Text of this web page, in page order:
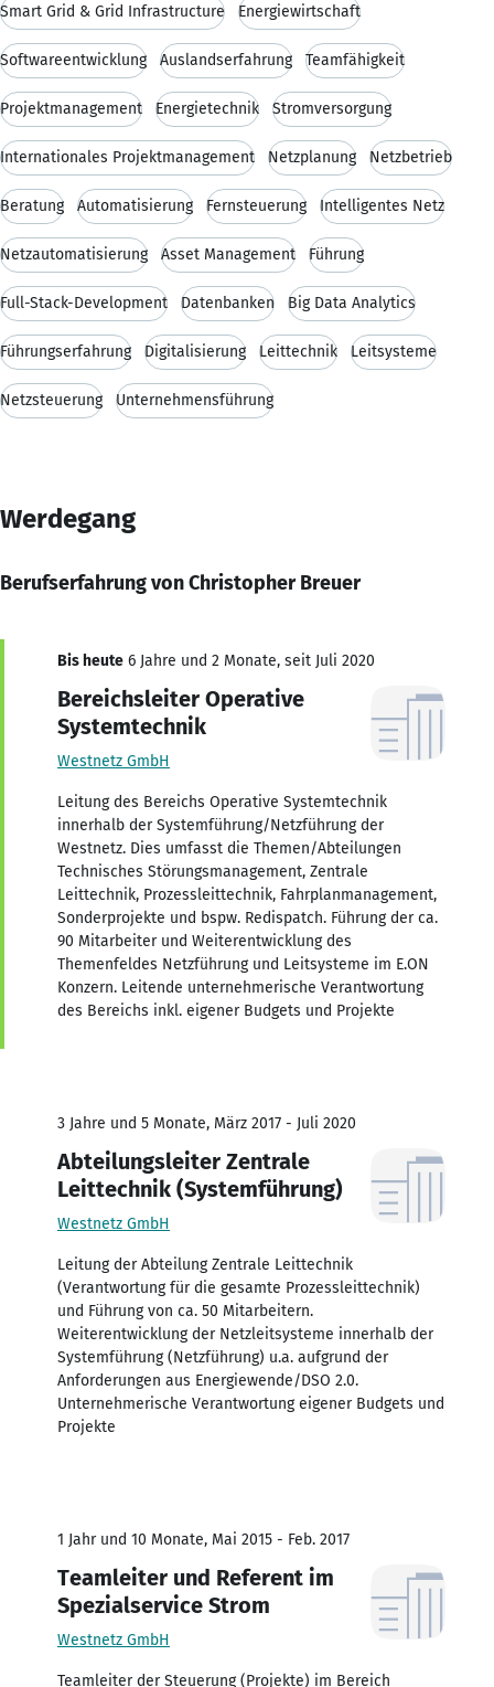
Smart Grid & Grid Infrastructure Energiewirtschaft
Softwareentwicklung Auslandserfahrung Teamfähigkeit
Projektmanagement Energietechnik Stromversorgung
Internationales Projektmanagement Netzplanung Netzbetrieb
Beratung Automatisierung Fernsteuerung Intelligentes Netz
Netzautomatisierung Asset Management Führung
Full-Stack-Development Datenbanken Big Data Analytics
Führungserfahrung Digitalisierung Leittechnik Leitsysteme
Netzsteuerung Unternehmensführung
Werdegang
Berufserfahrung von Christopher Breuer
Bis heute 6 Jahre und 2 Monate, seit Juli 2020
Bereichsleiter Operative
Systemtechnik
Westnetz GmbH
Leitung des Bereichs Operative Systemtechnik
innerhalb der Systemführung/Netzführung der
Westnetz. Dies umfasst die Themen/Abteilungen
Technisches Störungsmanagement, Zentrale
Leittechnik, Prozessleittechnik, Fahrplanmanagement,
Sonderprojekte und bspw. Redispatch. Führung der ca.
90 Mitarbeiter und Weiterentwicklung des
Themenfeldes Netzführung und Leitsysteme im E.ON
Konzern. Leitende unternehmerische Verantwortung
des Bereichs inkl. eigener Budgets und Projekte
3 Jahre und 5 Monate, März 2017 - Juli 2020
Abteilungsleiter Zentrale
Leittechnik (Systemführung)
Westnetz GmbH
Leitung der Abteilung Zentrale Leittechnik
(Verantwortung für die gesamte Prozessleittechnik)
und Führung von ca. 50 Mitarbeitern.
Weiterentwicklung der Netzleitsysteme innerhalb der
Systemführung (Netzführung) u.a. aufgrund der
Anforderungen aus Energiewende/DSO 2.0.
Unternehmerische Verantwortung eigener Budgets und
Projekte
1 Jahr und 10 Monate, Mai 2015 - Feb. 2017
Teamleiter und Referent im
Spezialservice Strom
Westnetz GmbH
Teamleiter der Steuerung (Projekte) im Bereich